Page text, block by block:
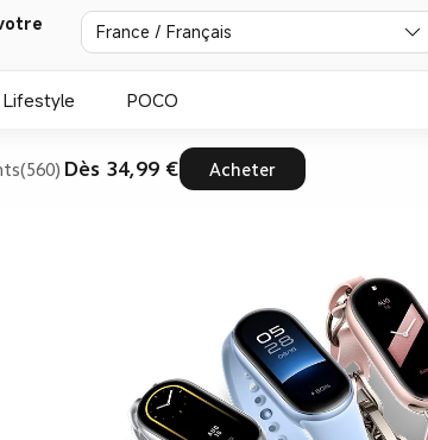
France / Français
Lifestyle POCO
Dès 34,99 € Acheter